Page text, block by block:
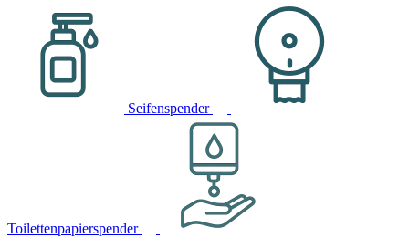
Seifenspender
Toilettenpapierspender